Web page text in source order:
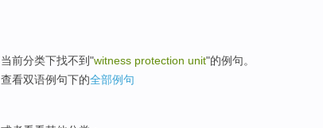
当前分类下找不到"witness protection unit"的例句。
查看双语例句下的全部例句